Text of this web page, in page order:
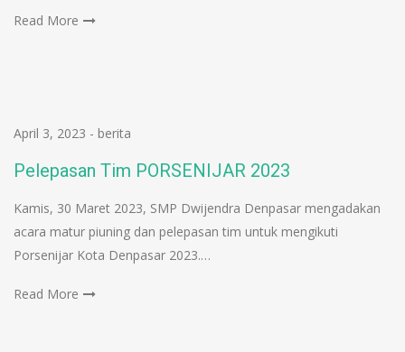
Read More
April 3, 2023 - berita
Pelepasan Tim PORSENIJAR 2023
Kamis, 30 Maret 2023, SMP Dwijendra Denpasar mengadakan
acara matur piuning dan pelepasan tim untuk mengikuti
Porsenijar Kota Denpasar 2023.…
Read More